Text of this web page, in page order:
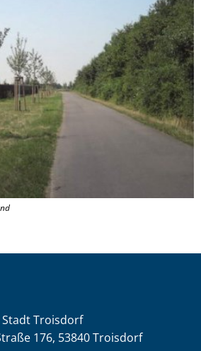
Stadt Troisdorf
176, 53840 Troisdorf